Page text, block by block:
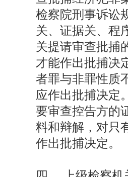
检察院刑事诉讼
关、证据关、程
关提请审查批捕
才能作出批捕决
者罪与非罪性质
应作出批捕决定
要审查控告方的
料和辩解，对只
作出批捕决定。